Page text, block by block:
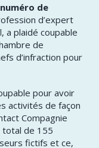
de
d’expert
a plaidé coupable
de
d’infraction pour
pour avoir
activités de façon
Compagnie
total de 155
fictifs et ce,